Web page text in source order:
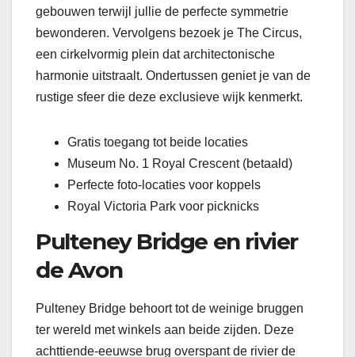
gebouwen terwijl jullie de perfecte symmetrie
bewonderen. Vervolgens bezoek je The Circus,
een cirkelvormig plein dat architectonische
harmonie uitstraalt. Ondertussen geniet je van de
rustige sfeer die deze exclusieve wijk kenmerkt.
Gratis toegang tot beide locaties
Museum No. 1 Royal Crescent (betaald)
Perfecte foto-locaties voor koppels
Royal Victoria Park voor picknicks
Pulteney Bridge en rivier
de Avon
Pulteney Bridge behoort tot de weinige bruggen
ter wereld met winkels aan beide zijden. Deze
achttiende-eeuwse brug overspant de rivier de